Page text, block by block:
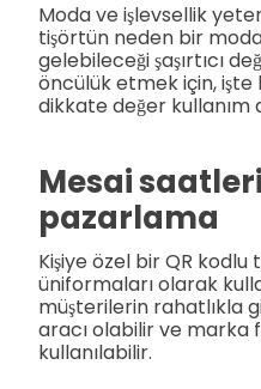
Moda ve işlevsellik
tişörtün neden bir
gelebileceği şaşırtıcı
öncülük etmek için, işte
dikkate değer kullanım
Mesai saatleri
pazarlama
Kişiye özel bir QR kodlu
üniformaları olarak
müşterilerin rahatlıkla
aracı olabilir ve marka
kullanılabilir.